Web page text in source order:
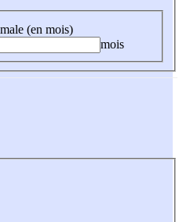
(en mois)
mois